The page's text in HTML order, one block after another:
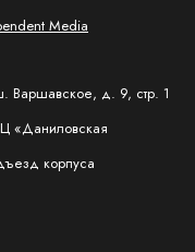
Media
Варшавское, д. 9, стр. 1
«Даниловская
корпуса